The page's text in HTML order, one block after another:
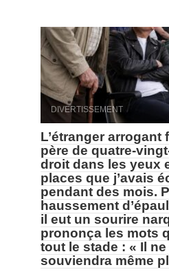
DIVERTISSEMENT
L’étranger arrogant
père de quatre-
droit dans les yeux
places que j’avais
pendant des mois.
haussement
il eut un sourire
prononça les mots
tout le stade : « Il ne
souviendra même